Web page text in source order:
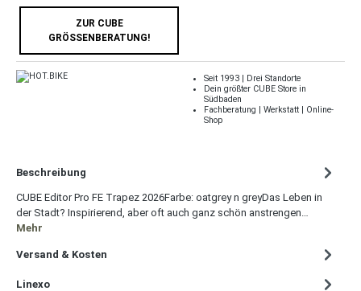
ZUR CUBE
GRÖSSENBERATUNG!
Seit 1993 | Drei Standorte
Dein größter CUBE Store in
Südbaden
Fachberatung | Werkstatt | Online-
Shop
Beschreibung
CUBE Editor Pro FE Trapez 2026Farbe: oatgrey n greyDas Leben in
der Stadt? Inspirierend, aber oft auch ganz schön anstrengen…
Mehr
Versand & Kosten
Linexo